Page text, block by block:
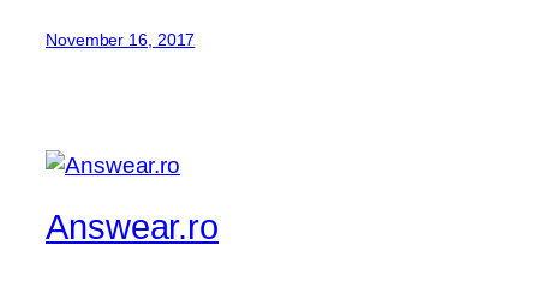
November 16, 2017
Answear.ro